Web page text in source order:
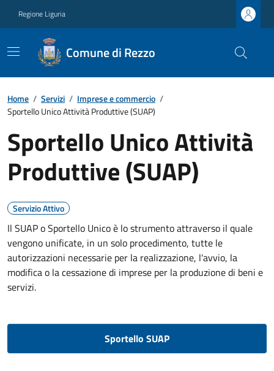
Regione Liguria
Comune di Rezzo
Home / Servizi / Imprese e commercio /
Sportello Unico Attività Produttive (SUAP)
Sportello Unico Attività
Produttive (SUAP)
Servizio Attivo
Il SUAP o Sportello Unico è lo strumento attraverso il quale
vengono unificate, in un solo procedimento, tutte le
autorizzazioni necessarie per la realizzazione, l'avvio, la
modifica o la cessazione di imprese per la produzione di beni e
servizi.
Sportello SUAP